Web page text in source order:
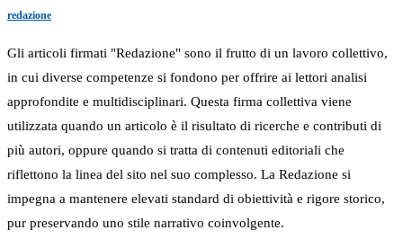
redazione
Gli articoli firmati "Redazione" sono il frutto di un lavoro collettivo,
in cui diverse competenze si fondono per offrire ai lettori analisi
approfondite e multidisciplinari. Questa firma collettiva viene
utilizzata quando un articolo è il risultato di ricerche e contributi di
più autori, oppure quando si tratta di contenuti editoriali che
riflettono la linea del sito nel suo complesso. La Redazione si
impegna a mantenere elevati standard di obiettività e rigore storico,
pur preservando uno stile narrativo coinvolgente.